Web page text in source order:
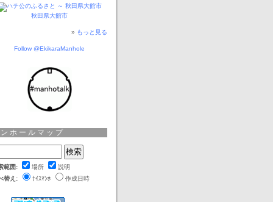
秋田県大館市
» もっと見る
Follow @EkikaraManhole
ホールマップ
範囲: 場所
説明
替え:
ﾅｲｽﾏﾝﾎ 作成日時